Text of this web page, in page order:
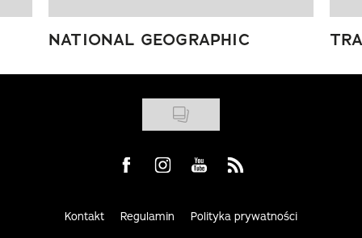
NATIONAL GEOGRAPHIC
Visit us on Facebook
Visit us on Instagram
Visit us on Youtube
Visit us on Rss
Kontakt Regulamin Polityka prywatności